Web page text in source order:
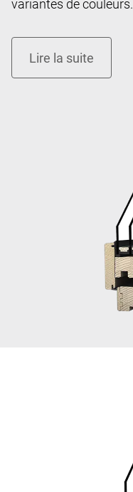
variantes de couleurs.